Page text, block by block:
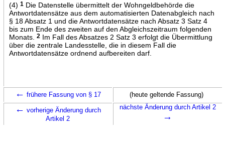
(4) 1Die Datenstelle übermittelt der Wohngeldbehörde die
Antwortdatensätze aus dem automatisierten Datenabgleich nach
§ 18 Absatz 1 und die Antwortdatensätze nach Absatz 3 Satz 4
bis zum Ende des zweiten auf den Abgleichszeitraum folgenden
Monats.
2Im Fall des Absatzes 2 Satz 3 erfolgt die Übermittlung
über die zentrale Landesstelle, die in diesem Fall die
Antwortdatensätze ordnend aufbereiten darf.
← frühere Fassung von § 17 (heute geltende Fassung)
← vorherige Änderung durch
Artikel 2
nächste Änderung durch Artikel 2
→